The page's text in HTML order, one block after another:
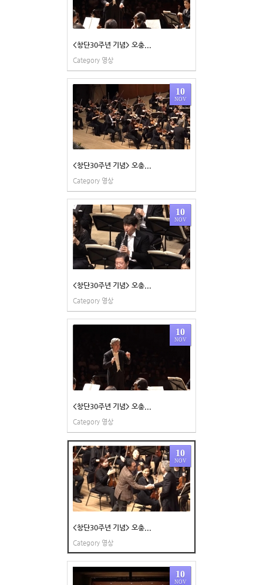
<창단30주년 기념> 오충...
Category 영상
10
NOV
<창단30주년 기념> 오충...
Category 영상
10
NOV
<창단30주년 기념> 오충...
Category 영상
10
NOV
<창단30주년 기념> 오충...
Category 영상
10
NOV
<창단30주년 기념> 오충...
Category 영상
10
NOV